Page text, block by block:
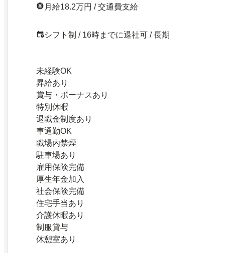
月給18.2万円 / 交通費支給
シフト制 / 16時までに退社可 / 長期
未経験OK
昇給あり
賞与・ボーナスあり
特別休暇
退職金制度あり
車通勤OK
職場内禁煙
駐車場あり
雇用保険完備
厚生年金加入
社会保険完備
住宅手当あり
介護休暇あり
制服貸与
休憩室あり